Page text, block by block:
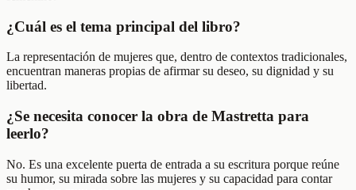
¿Cuál es el tema principal del libro?
La representación de mujeres que, dentro de contextos tradicionales,
encuentran maneras propias de afirmar su deseo, su dignidad y su
libertad.
¿Se necesita conocer la obra de Mastretta para
leerlo?
No. Es una excelente puerta de entrada a su escritura porque reúne
su humor, su mirada sobre las mujeres y su capacidad para contar